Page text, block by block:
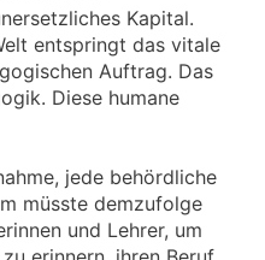
Kapital.
entspringt das vitale
Auftrag. Das
Diese humane
jede behördliche
müsste demzufolge
und Lehrer, um